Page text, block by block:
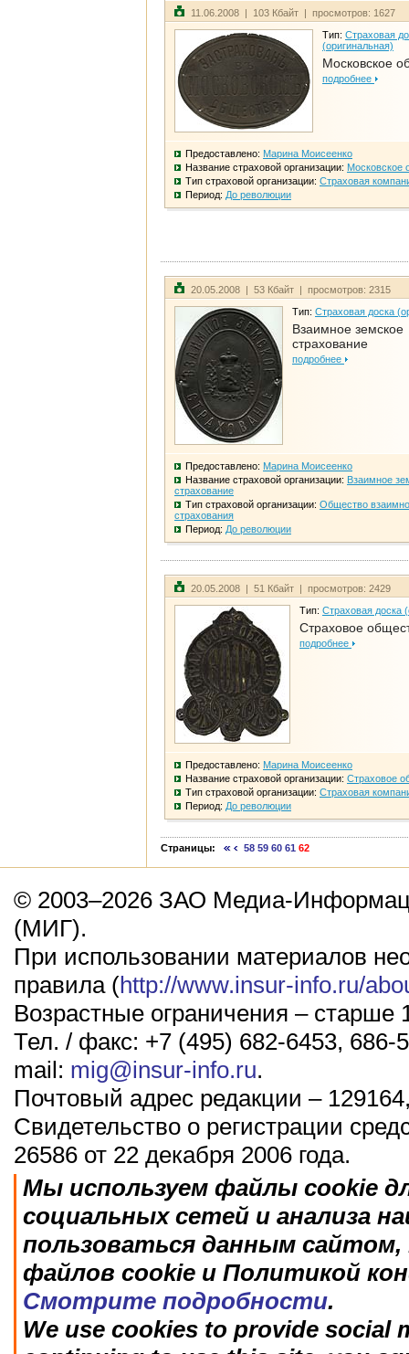
11.06.2008 | 103 Кбайт | просмотров: 1627
Тип: Страховая
(оригинальная)
Московское
подробнее
Предоставлено: Марина Моисеенко
Название страховой организации: Московское
Тип страховой организации: Страховая
Период: До революции
20.05.2008 | 53 Кбайт | просмотров: 2315
Тип: Страховая доска
Взаимное земское
страхование
подробнее
Предоставлено: Марина Моисеенко
Название страховой организации: Взаимное
страхование
Тип страховой организации: Общество
страхования
Период: До революции
20.05.2008 | 51 Кбайт | просмотров: 2429
Тип: Страховая доска
Страховое
подробнее
Предоставлено: Марина Моисеенко
Название страховой организации: Страховое
Тип страховой организации: Страховая
Период: До революции
Страницы: 58 59 60 61 62
© 2003–2026 ЗАО Медиа-
(МИГ).
При использовании материалов
правила (http://www.insur-info.ru/
Возрастные ограничения – старше
Тел. / факс: +7 (495) 682-6453, 686-
mail: mig@insur-info.ru.
Почтовый адрес редакции –
Свидетельство о регистрации
26586 от 22 декабря 2006 года.
Мы используем файлы cookie
социальных сетей и анализа
пользоваться данным
файлов cookie и Политикой
Смотрите подробности.
We use cookies to provide social